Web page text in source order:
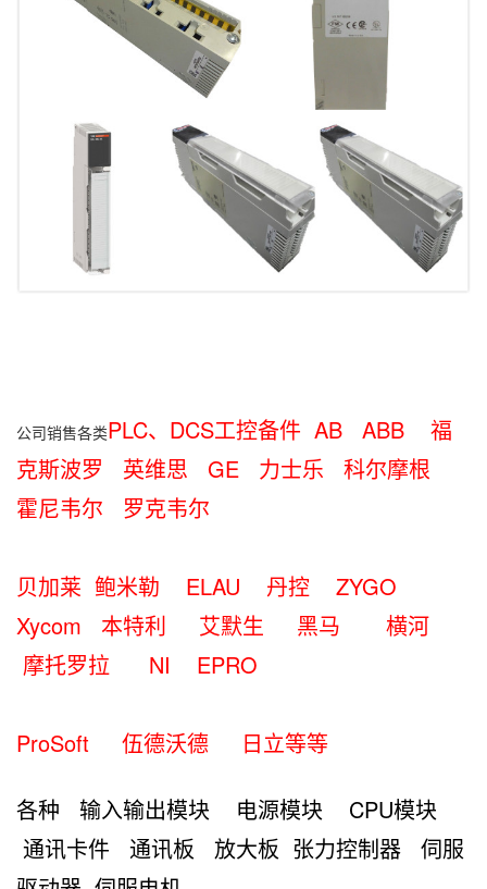
公司销售各类PLC、DCS工控备件 AB ABB 福
克斯波罗 英维思 GE 力士乐 科尔摩根
霍尼韦尔 罗克韦尔
贝加莱 鲍米勒 ELAU 丹控 ZYGO
Xycom 本特利 艾默生 黑马 横河
摩托罗拉 NI EPRO
ProSoft 伍德沃德 日立等等
各种 输入输出模块 电源模块 CPU模块
通讯卡件 通讯板 放大板 张力控制器 伺服